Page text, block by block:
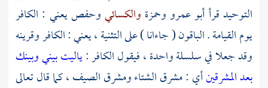
التوحيد قرأأبو عمرووحمزة والكسائيوحفصيعني : الكافر
يوم القيامة . الباقون ( جاءانا ) على التثنية ، يعني : الكافر وقرينه
وقد جعلا في سلسلة واحدة ، فيقول الكافر :ياليت بيني وبينك
بعد المشرقينأي : مشرق الشتاء ومشرق الصيف ، كما قال تعالى